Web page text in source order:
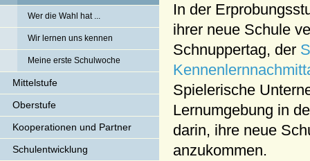
Wer die Wahl hat ...
Wir lernen uns kennen
Meine erste Schulwoche
Mittelstufe
Oberstufe
Kooperationen und Partner
Schulentwicklung
In der
ihrer neue Schule
Schnuppertag, der
Spielerische
Lernumgebung in
darin, ihre neue
anzukommen.